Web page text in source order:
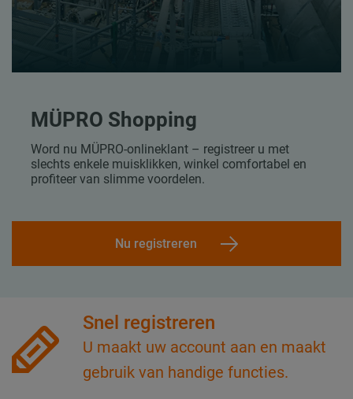
MÜPRO Shopping
Word nu MÜPRO-onlineklant – registreer u met
slechts enkele muisklikken, winkel comfortabel en
profiteer van slimme voordelen.
Nu registreren
Snel registreren
U maakt uw account aan en maakt
gebruik van handige functies.